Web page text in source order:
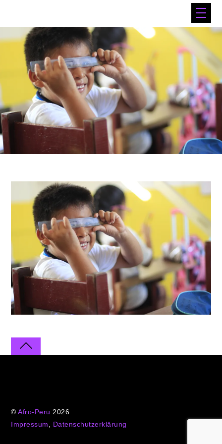
©Afro-Peru 2026
Impressum
Datenschutzerklärung